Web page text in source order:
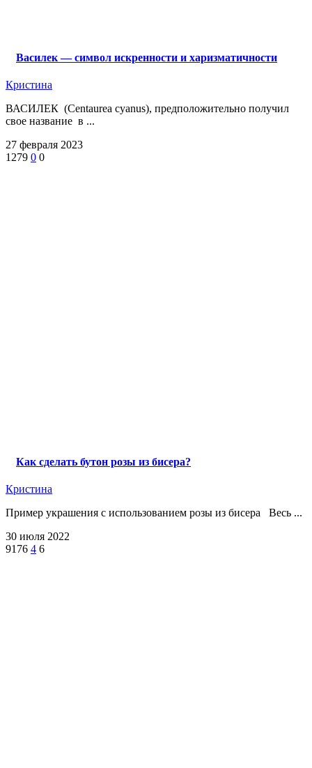
Василек — символ искренности и харизматичности
Кристина
ВАСИЛЕК (Centaurea cyanus), предположительно получил
свое название в ...
27 февраля 2023
1279 0 0
Как сделать бутон розы из бисера?
Кристина
Пример украшения с использованием розы из бисера Весь ...
30 июля 2022
9176 4 6